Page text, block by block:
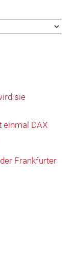
sie
einmal DAX
Frankfurter